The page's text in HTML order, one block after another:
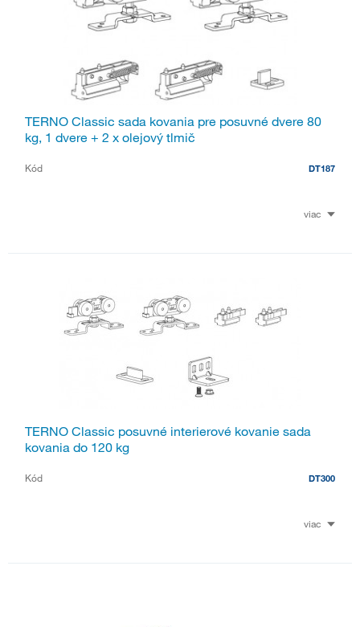
TERNO Classic sada kovania pre posuvné dvere 80
kg, 1 dvere + 2 x olejový tlmič
Kód DT187
viac
TERNO Classic posuvné interierové kovanie sada
kovania do 120 kg
Kód DT300
viac